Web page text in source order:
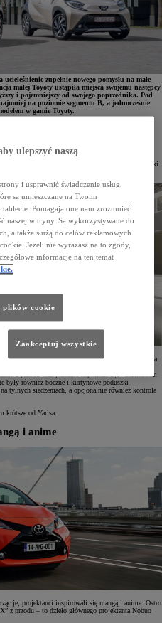
zupełnie nowego pomysłu na małe
małej Toyoty ustąpiła miejsca swojemu następcy
i pojemniejszy od swojego poprzednika. Pod
na poziomie segmentu B, a jednocześnie
w gamie Toyoty.
europejskich kierowcach. Samochód ten
sylwetką i oryginalną stylistyką przodu, zupełnie
wygód samochodów segmentu A tamtej epoki.
kolorystyczne i wersje wyposażenia oraz dwa
i o trzech cylindrach oraz 1,4-litrowy silnik Diesla
biegów była dostępna bezsprzęgłowa skrzynia
z przodu oraz przednie napinacze były standardem
były również boczne i kurtynowe poduszki
tylnych siedzeniach, a opcjonalnie również kontrola
krótsze od Yarisa.
i anime
je, projektanci inspirowali się mangą i anime. Ostro
z przodu – to dzieło głównego projektanta Nobuo
ulepszyć naszą
i usprawnić świadczenie usług,
są umieszczane na Twoim
Pomagają one nam zrozumieć
naszej witryny. Są wykorzystywane do
a także służą do celów reklamowych.
Jeżeli nie wyrażasz na to zgody,
informacje na ten temat
plików cookie
Zaakceptuj wszystkie